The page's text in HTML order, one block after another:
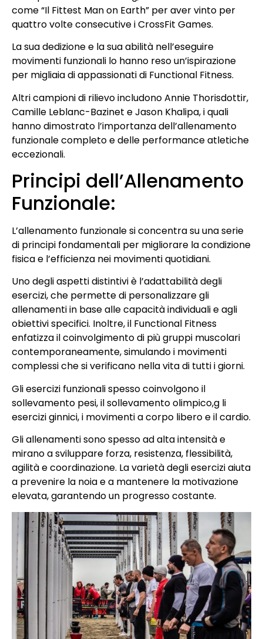
come “Il Fittest Man on Earth” per aver vinto per
quattro volte consecutive i CrossFit Games.
La sua dedizione e la sua abilità nell’eseguire
movimenti funzionali lo hanno reso un’ispirazione
per migliaia di appassionati di Functional Fitness.
Altri campioni di rilievo includono Annie Thorisdottir,
Camille Leblanc-Bazinet e Jason Khalipa, i quali
hanno dimostrato l’importanza dell’allenamento
funzionale completo e delle performance atletiche
eccezionali.
Principi dell’Allenamento
Funzionale:
L’allenamento funzionale si concentra su una serie
di principi fondamentali per migliorare la condizione
fisica e l’efficienza nei movimenti quotidiani.
Uno degli aspetti distintivi è l’adattabilità degli
esercizi, che permette di personalizzare gli
allenamenti in base alle capacità individuali e agli
obiettivi specifici. Inoltre, il Functional Fitness
enfatizza il coinvolgimento di più gruppi muscolari
contemporaneamente, simulando i movimenti
complessi che si verificano nella vita di tutti i giorni.
Gli esercizi funzionali spesso coinvolgono il
sollevamento pesi, il sollevamento olimpico,g li
esercizi ginnici, i movimenti a corpo libero e il cardio.
Gli allenamenti sono spesso ad alta intensità e
mirano a sviluppare forza, resistenza, flessibilità,
agilità e coordinazione. La varietà degli esercizi aiuta
a prevenire la noia e a mantenere la motivazione
elevata, garantendo un progresso costante.